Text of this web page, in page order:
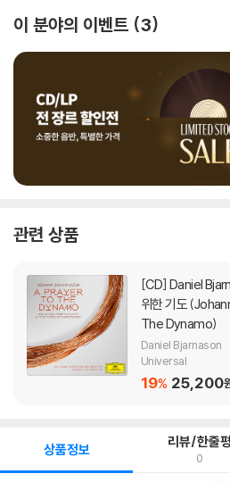
이 분야의 이벤트 3
관련 상품
[CD]
위한 기도
The Dynamo)
Daniel Bjarnason
Universal
19% 25,200
상품정보 리뷰/한줄평
0